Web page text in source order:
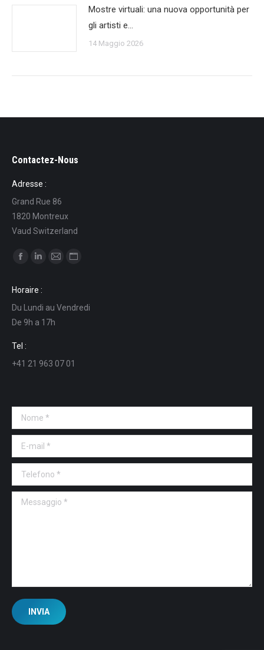
Mostre virtuali: una nuova opportunità per
gli artisti e…
14 Maggio 2026
Contactez-Nous
Adresse :
Grand Rue 86
1820 Montreux
Vaud Switzerland
Ci puoi trovare su:
opens
in
new
window
opens
in
new
in
opens
Horaire :
Du Lundi au Vendredi
De 9h a 17h
Tel :
+41 21 963 07 01
Nome *
E-mail *
Telefono *
Messaggio *
INVIA